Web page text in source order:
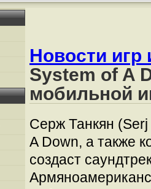
Новости игр
System of A
мобильной
Серж Танкян
A Down, а также
создаст